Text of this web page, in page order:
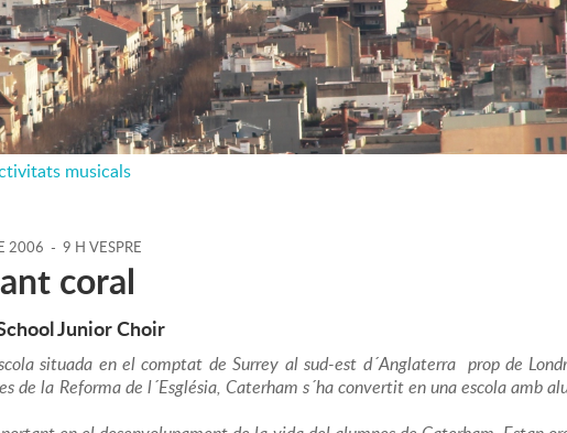
musicals
2006 - 9 H VESPRE
coral
Junior Choir
situada en el comptat de Surrey al sud-est d´Anglaterra prop de
de la Reforma de l´Església, Caterham s´ha convertit en una escola amb